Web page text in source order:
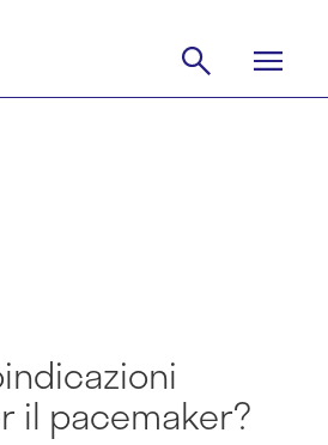
il pacemaker?